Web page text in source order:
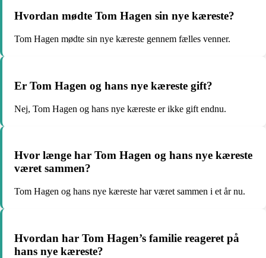
Hvordan mødte Tom Hagen sin nye kæreste?
Tom Hagen mødte sin nye kæreste gennem fælles venner.
Er Tom Hagen og hans nye kæreste gift?
Nej, Tom Hagen og hans nye kæreste er ikke gift endnu.
Hvor længe har Tom Hagen og hans nye kæreste
været sammen?
Tom Hagen og hans nye kæreste har været sammen i et år nu.
Hvordan har Tom Hagen’s familie reageret på
hans nye kæreste?